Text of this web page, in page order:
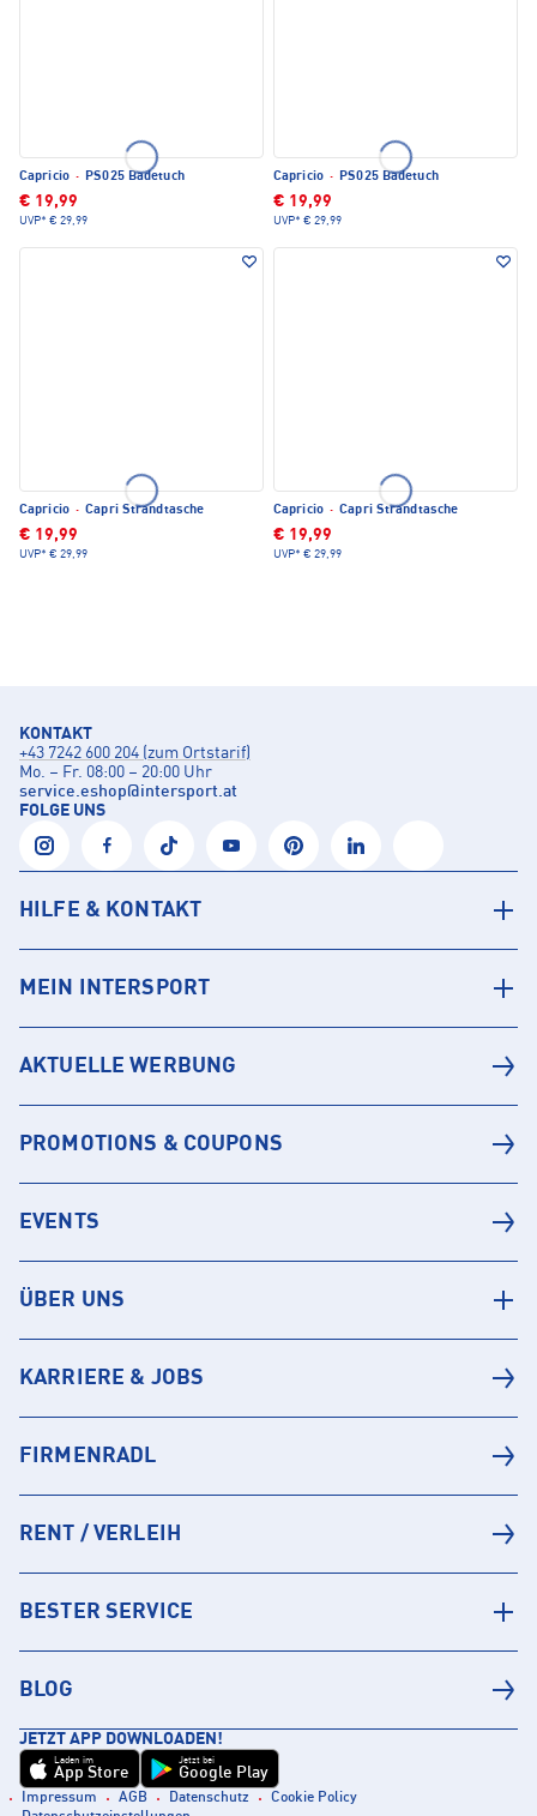
Capricio · PS025 Badetuch
€ 19,99
UVP* € 29,99
Capricio · PS025 Badetuch
€ 19,99
UVP* € 29,99
Capricio · Capri Strandtasche
€ 19,99
UVP* € 29,99
Capricio · Capri Strandtasche
€ 19,99
UVP* € 29,99
KONTAKT
+43 7242 600 204 (zum Ortstarif)
Mo. – Fr. 08:00 – 20:00 Uhr
service.eshop@intersport.at
FOLGE UNS
HILFE & KONTAKT
MEIN INTERSPORT
AKTUELLE WERBUNG
PROMOTIONS & COUPONS
EVENTS
ÜBER UNS
KARRIERE & JOBS
FIRMENRADL
RENT / VERLEIH
BESTER SERVICE
BLOG
JETZT APP DOWNLOADEN!
Laden im
App Store
Jetzt bei
Google Play
Impressum AGB Datenschutz
Cookie Policy